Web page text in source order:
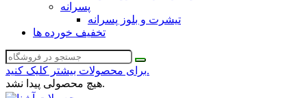
پسرانه
تیشرت و بلوز پسرانه
تخفیف خورده ها
برای محصولات بیشتر کلیک کنید.
هیچ محصولی پیدا نشد.